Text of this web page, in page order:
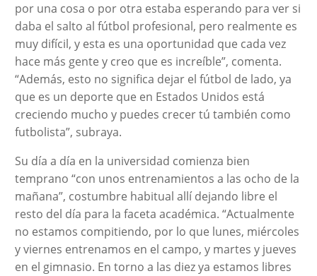
por una cosa o por otra estaba esperando para ver si
daba el salto al fútbol profesional, pero realmente es
muy difícil, y esta es una oportunidad que cada vez
hace más gente y creo que es increíble”, comenta.
“Además, esto no significa dejar el fútbol de lado, ya
que es un deporte que en Estados Unidos está
creciendo mucho y puedes crecer tú también como
futbolista”, subraya.
Su día a día en la universidad comienza bien
temprano “con unos entrenamientos a las ocho de la
mañana”, costumbre habitual allí dejando libre el
resto del día para la faceta académica. “Actualmente
no estamos compitiendo, por lo que lunes, miércoles
y viernes entrenamos en el campo, y martes y jueves
en el gimnasio. En torno a las diez ya estamos libres